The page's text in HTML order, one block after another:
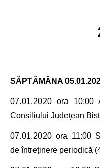
SĂPTĂMÂNA
07.01.2020 ora 10:00
Consiliului Judeţean
07.01.2020 ora 11:00
de întreținere periodică